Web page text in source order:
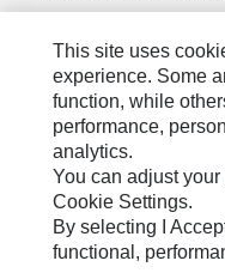
サイト･マップ
Cookie Settings
法的事項
プライバシー
This site uses
experience. Some
function, while
performance,
analytics.
You can adjust
Cookie Settings.
By selecting I
functional,